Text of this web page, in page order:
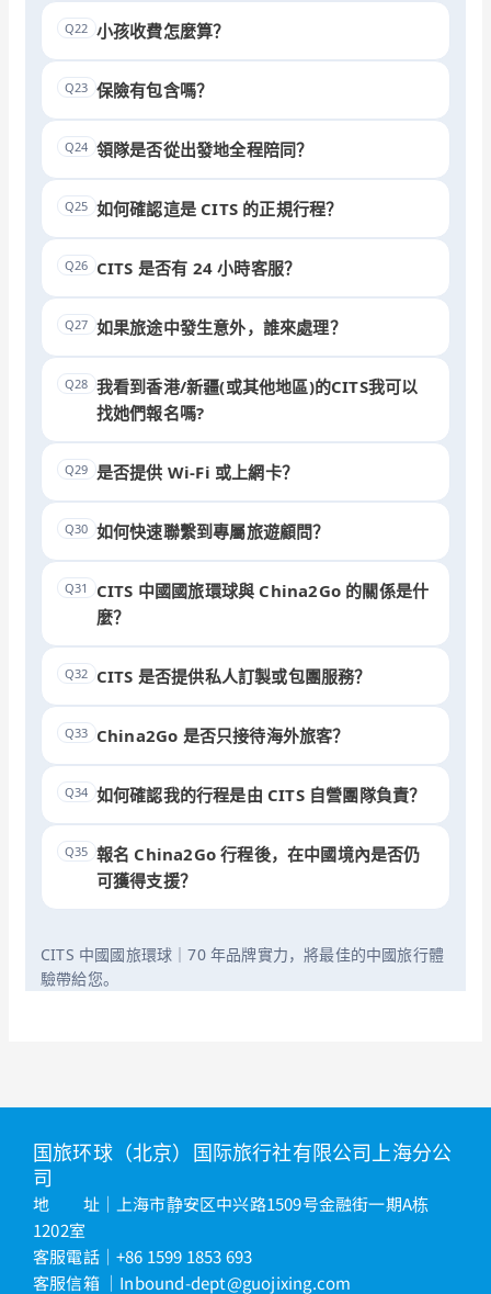
Q22 小孩收費怎麼算？
Q23 保險有包含嗎？
Q24 領隊是否從出發地全程陪同？
Q25 如何確認這是 CITS 的正規行程？
Q26 CITS 是否有 24 小時客服？
Q27 如果旅途中發生意外，誰來處理？
Q28 我看到香港/新疆(或其他地區)的CITS我可以
找她們報名嗎?
Q29 是否提供 Wi-Fi 或上網卡？
Q30 如何快速聯繫到專屬旅遊顧問？
Q31
CITS 中國國旅環球與 China2Go 的關係是什
麼？
Q32 CITS 是否提供私人訂製或包團服務？
Q33 China2Go 是否只接待海外旅客？
Q34 如何確認我的行程是由 CITS 自營團隊負責？
Q35 報名 China2Go 行程後，在中國境內是否仍
可獲得支援？
CITS 中國國旅環球｜70 年品牌實力，將最佳的中國旅行體
驗帶給您。
国旅环球（北京）国际旅行社有限公司上海分公
司
地 址｜上海市静安区中兴路1509号金融街一期A栋
1202室
客服電話｜+86 1599 1853 693
客服信箱 ｜ Inbound-dept@guojixing.com